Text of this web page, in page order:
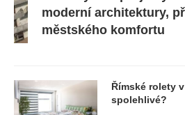
moderní architektury,
městského komfortu
Římské rolety
spolehlivé?